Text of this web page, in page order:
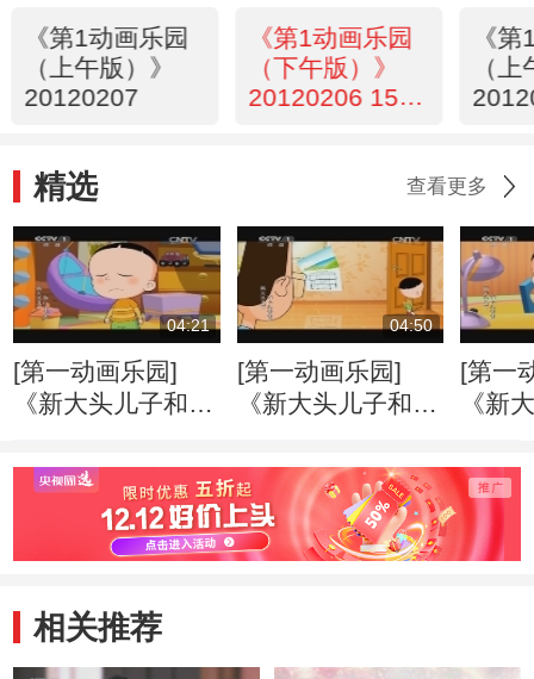
《第1动画乐园
（上午版）》
20120207
《第1动画乐园
（下午版）》
20120206 15：
《
（
精选 查看更多
04:21
[第一动画乐园]
《新大头儿子和小
季） 好朋友
04:50
[第一动画乐园]
《新大头儿子和小
季） 戴眼镜的大
头儿子
[第一
《新
季）
旧玩具
相关推荐